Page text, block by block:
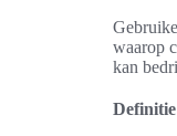
waarop
kan